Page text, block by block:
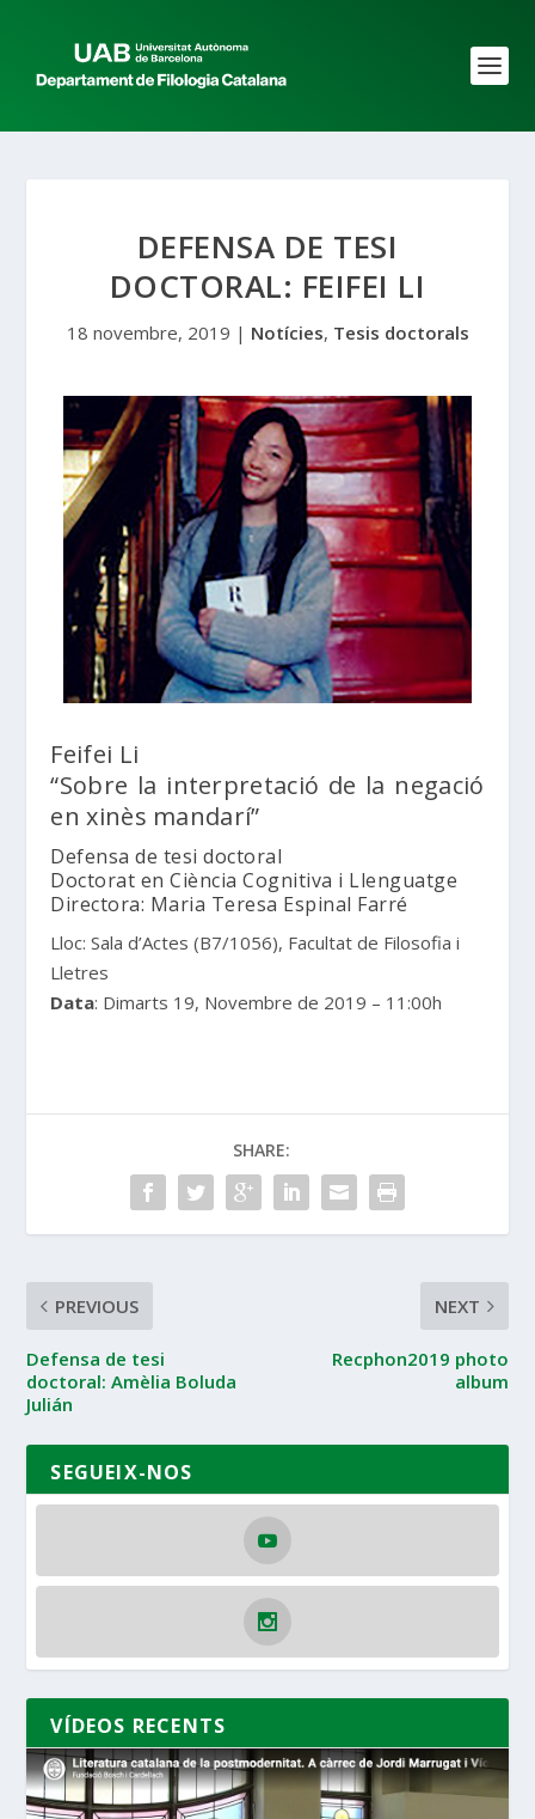
DEFENSA DE TESI
DOCTORAL: FEIFEI LI
18 novembre, 2019 | Notícies, Tesis doctorals
Feifei Li
“Sobre la interpretació de la negació
en xinès mandarí”
Defensa de tesi doctoral
Doctorat en Ciència Cognitiva i Llenguatge
Directora: Maria Teresa Espinal Farré
Lloc: Sala d’Actes (B7/1056), Facultat de Filosofia i
Lletres
Data: Dimarts 19, Novembre de 2019 – 11:00h
SHARE:
PREVIOUS
Defensa de tesi
doctoral: Amèlia Boluda
Julián
NEXT
Recphon2019 photo
album
SEGUEIX-NOS
VÍDEOS RECENTS